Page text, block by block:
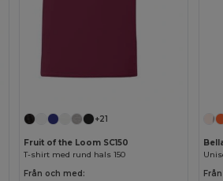
+21
Fruit of the Loom SC150
T-shirt med rund hals 150
Från och med: